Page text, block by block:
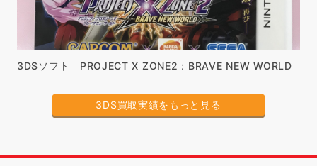
3DSソフト PROJECT X ZONE2：BRAVE NEW WORLD
3DS買取実績をもっと見る